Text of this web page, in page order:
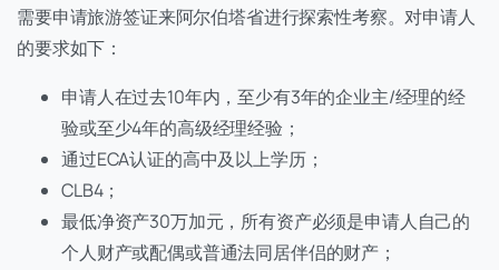
需要申请旅游签证来阿尔伯塔省进行探索性考察。对申请人
的要求如下：
申请人在过去10年内，至少有3年的企业主/经理的经
验或至少4年的高级经理经验；
通过ECA认证的高中及以上学历；
CLB4；
最低净资产30万加元，所有资产必须是申请人自己的
个人财产或配偶或普通法同居伴侣的财产；